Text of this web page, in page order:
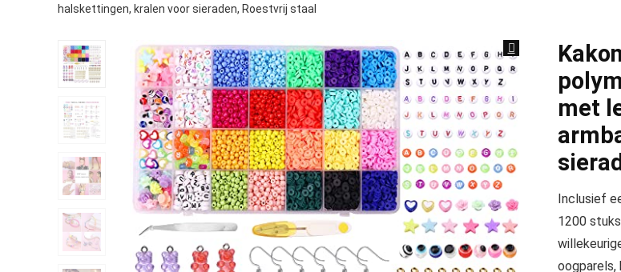
halskettingen, kralen voor sieraden, Roestvrij staal
met
Inclusief
1200
oogparels,